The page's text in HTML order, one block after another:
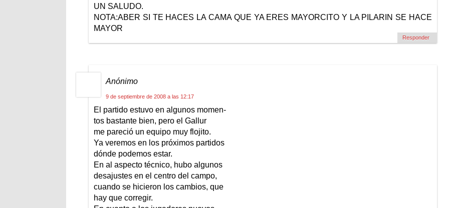
UN SALUDO.
NOTA:ABER SI TE HACES LA CAMA QUE YA ERES MAYORCITO Y LA PILARIN SE HACE
MAYOR
Responder
Anónimo
9 de septiembre de 2008 a las 12:17
El partido estuvo en algunos momen-
tos bastante bien, pero el Gallur
me pareció un equipo muy flojito.
Ya veremos en los próximos partidos
dónde podemos estar.
En al aspecto técnico, hubo algunos
desajustes en el centro del campo,
cuando se hicieron los cambios, que
hay que corregir.